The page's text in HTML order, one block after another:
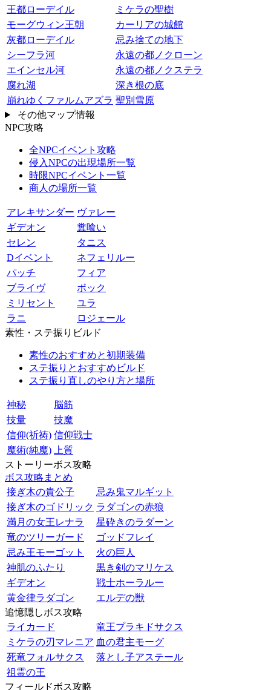
王都ローデイル
ミケラの聖樹
モーグウィン王朝
カーリアの城館
灰都ローデイル
忌み捨ての地下
シーフラ河
永遠の都ノクローン
エインセル河
永遠の都ノクステラ
腐れ湖
深き根の底
崩れゆくファルムアズラ 聖別雪原
その他マップ情報
NPC攻略
全NPCイベント攻略
侵入NPCの出現場所一覧
時限NPCイベント一覧
商人の場所一覧
アレキサンダー ヴァレー
ギデオン
糞喰い
セレン
タニス
Dイベント
ネフェリルー
パッチ
フィア
ブライヴ
ボック
ミリセント
ユラ
ラニ
ロジェール
素性・ステ振りビルド
素性のおすすめと初期装備
ステ振りとおすすめビルド
ステ振り直しのやり方と場所
神秘
脳筋
技量
技魔
信仰(祈祷) 信仰戦士
魔術(純魔)
上質
ストーリーボス攻略
ボス攻略まとめ
接ぎ木の貴公子
忌み鬼マルギット
接ぎ木のゴドリック ラダゴンの赤狼
満月の女王レナラ
星砕きのラダーン
竜のツリーガード
ゴッドフレイ
忌み王モーゴット
火の巨人
神肌のふたり
黒き剣のマリケス
ギデオン
戦士ホーラルー
黄金律ラダゴン
エルデの獣
追憶隠しボス攻略
ライカード
竜王プラキドサクス
ミケラの刃マレニア 血の君主モーグ
死竜フォルサクス
落とし子アステール
祖霊の王
フィールドボス攻略